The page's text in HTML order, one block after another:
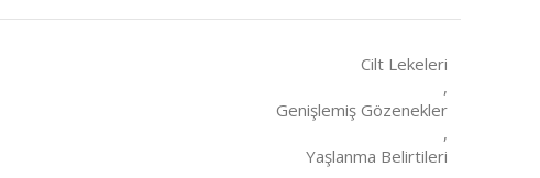
Cilt Lekeleri
,
Genişlemiş Gözenekler
,
Yaşlanma Belirtileri